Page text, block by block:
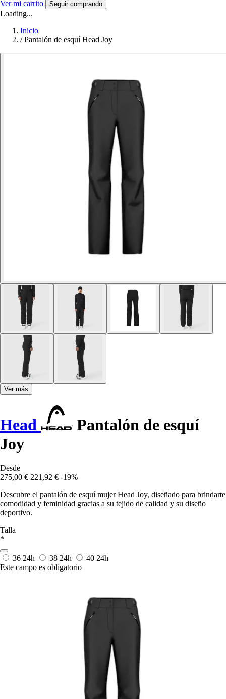
Ver mi carrito Seguir comprando
Loading...
Inicio
/ Pantalón de esquí Head Joy
Ver más
Head
Pantalón de esquí
Joy
Desde
275,00 € 221,92 € -19%
Descubre el pantalón de esquí mujer Head Joy, diseñado para brindarte
comodidad y feminidad gracias a su tejido de calidad y su diseño
deportivo.
Talla
*
36 24h 38 24h 40 24h
Este campo es obligatorio